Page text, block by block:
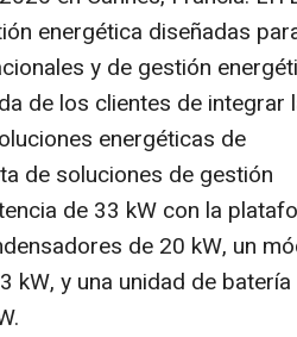
energética diseñadas
y de gestión
de los clientes de integrar
energéticas de
de soluciones de gestión
de 33 kW con la
de 20 kW, un
kW, y una unidad de